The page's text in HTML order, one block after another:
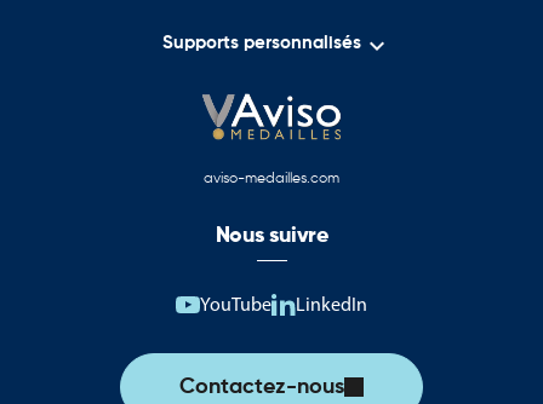
Supports personnalisés 
aviso-medailles.com
Nous suivre
YouTube LinkedIn
Contactez-nous